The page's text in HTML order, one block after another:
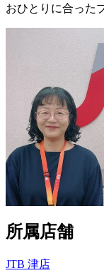
おひとりに合った
所属店舗
JTB 津店